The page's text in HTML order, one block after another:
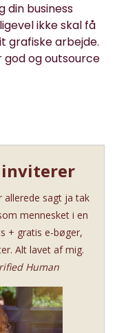
din business
ikke skal få
grafiske arbejde.
god og outsource